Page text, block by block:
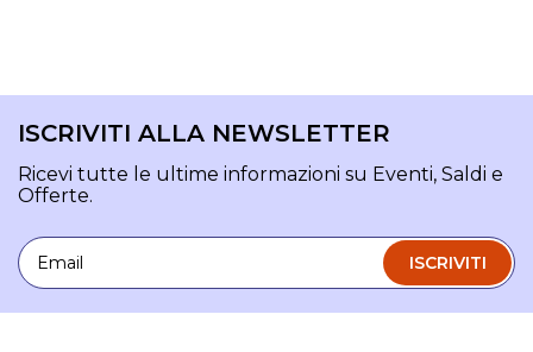
ISCRIVITI ALLA NEWSLETTER
Ricevi tutte le ultime informazioni su Eventi, Saldi e
Offerte.
Email
ISCRIVITI